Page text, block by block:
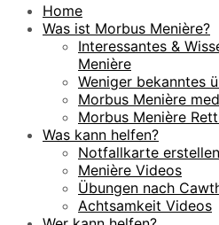
Home
Was ist Morbus Menière?
Interessantes &
Menière
Weniger bekanntes
Morbus Menière
Morbus Menière
Was kann helfen?
Notfallkarte erstellen
Menière Videos
Übungen nach
Achtsamkeit Videos